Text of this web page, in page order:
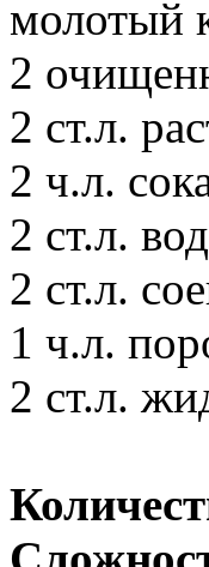
молотый
2
2 ст.л.
2 ч.л.
2 ст.л.
2 ст.л.
1 ч.л.
2 ст.л.